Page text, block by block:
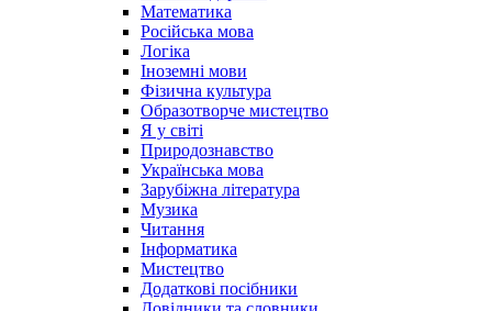
Математика
Російська мова
Логіка
Іноземні мови
Фізична культура
Образотворче мистецтво
Я у світі
Природознавство
Українська мова
Зарубіжна література
Музика
Читання
Інформатика
Мистецтво
Додаткові посібники